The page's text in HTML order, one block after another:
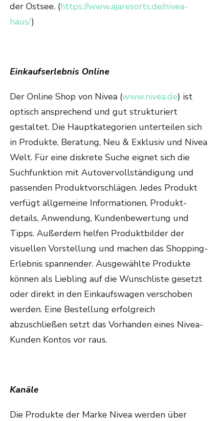
der Ostsee. (https://www.ajaresorts.de/nivea-
haus/)
Einkaufserlebnis Online
Der Online Shop von Nivea (www.nivea.de) ist
optisch ansprechend und gut strukturiert
gestaltet. Die Hauptkategorien unterteilen sich
in Produkte, Beratung, Neu & Exklusiv und Nivea
Welt. Für eine diskrete Suche eignet sich die
Suchfunktion mit Autovervollständigung und
passenden Produktvorschlägen. Jedes Produkt
verfügt allgemeine Informationen, Produkt-
details, Anwendung, Kundenbewertung und
Tipps. Außerdem helfen Produktbilder der
visuellen Vorstellung und machen das Shopping-
Erlebnis spannender. Ausgewählte Produkte
können als Liebling auf die Wunschliste gesetzt
oder direkt in den Einkaufswagen verschoben
werden. Eine Bestellung erfolgreich
abzuschließen setzt das Vorhanden eines Nivea-
Kunden Kontos vor raus.
Kanäle
Die Produkte der Marke Nivea werden über